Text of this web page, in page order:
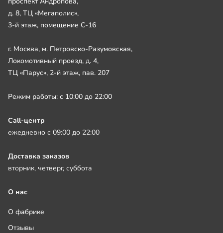
д. 8, ТЦ «Мегаполис»,
3-й этаж, помещение С-16
г. Москва, м. Петровско-Разумовская,
Локомотивный проезд, д. 4,
ТЦ «Парус», 2-й этаж, пав. 207
Режим работы: с 10:00 до 22:00
Call-центр
ежедневно с 09:00 до 22:00
Доставка заказов
вторник, четверг, суббота
О нас
О фабрике
Отзывы